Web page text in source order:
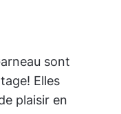
sont
Elles
plaisir en